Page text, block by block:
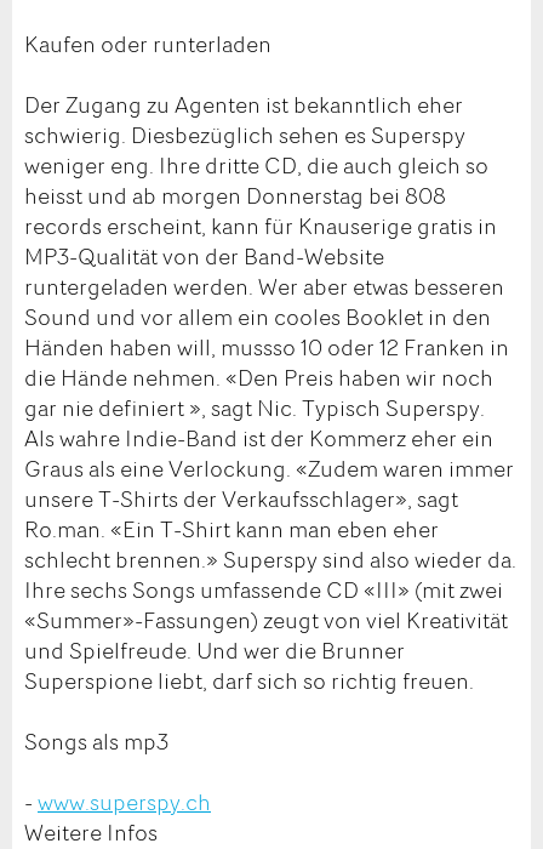
Kaufen oder runterladen
Der Zugang zu Agenten ist bekanntlich eher
schwierig. Diesbezüglich sehen es Superspy
weniger eng. Ihre dritte CD, die auch gleich so
heisst und ab morgen Donnerstag bei 808
records erscheint, kann für Knauserige gratis in
MP3-Qualität von der Band-Website
runtergeladen werden. Wer aber etwas besseren
Sound und vor allem ein cooles Booklet in den
Händen haben will, mussso 10 oder 12 Franken in
die Hände nehmen. «Den Preis haben wir noch
gar nie definiert », sagt Nic. Typisch Superspy.
Als wahre Indie-Band ist der Kommerz eher ein
Graus als eine Verlockung. «Zudem waren immer
unsere T-Shirts der Verkaufsschlager», sagt
Ro.man. «Ein T-Shirt kann man eben eher
schlecht brennen.» Superspy sind also wieder da.
Ihre sechs Songs umfassende CD «III» (mit zwei
«Summer»-Fassungen) zeugt von viel Kreativität
und Spielfreude. Und wer die Brunner
Superspione liebt, darf sich so richtig freuen.
Songs als mp3
-www.superspy.ch
Weitere Infos